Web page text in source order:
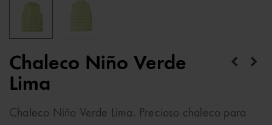
Chaleco Niño Verde
Lima
Chaleco Niño Verde Lima. Precioso chaleco para